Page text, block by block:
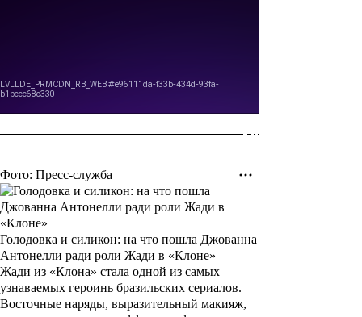
Фото: Пресс-служба
Голодовка и силикон: на что пошла Джованна
Антонелли ради роли Жади в «Клоне»
Жади из «Клона» стала одной из самых
узнаваемых героинь бразильских сериалов.
Восточные наряды, выразительный макияж,